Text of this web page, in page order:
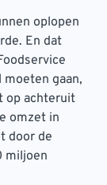
oplopen
En dat
moeten gaan,
op achteruit
omzet in
door de
miljoen